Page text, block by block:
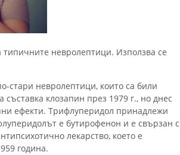
невролептици. Използва се
стари невролептици, които са били
клозапин през 1979 г., но днес
ефекти. Трифлуперидол принадлежи
е бутирофенон и е свързан с
лекарство, което е
година.